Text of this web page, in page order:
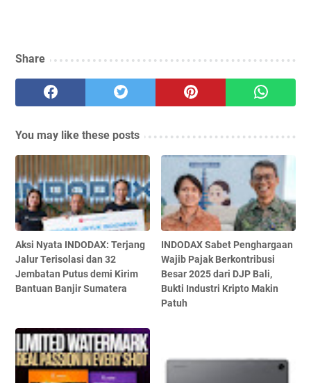
Share
You may like these posts
Aksi Nyata INDODAX: Terjang
Jalur Terisolasi dan 32
Jembatan Putus demi Kirim
Bantuan Banjir Sumatera
INDODAX Sabet Penghargaan
Wajib Pajak Berkontribusi
Besar 2025 dari DJP Bali,
Bukti Industri Kripto Makin
Patuh